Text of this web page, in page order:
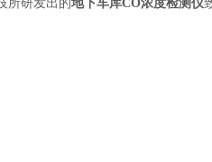
所研发出的地下车库CO浓度检测仪